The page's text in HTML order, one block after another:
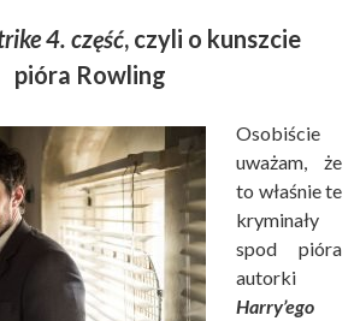
4. część, czyli o kunszcie
pióra Rowling
Osobiście
uważam, że
to właśnie te
kryminały
spod pióra
autorki
Harry’ego